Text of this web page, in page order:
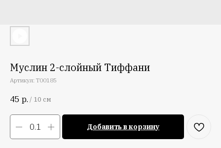
Муслин 2-слойный Тиффани
Артикул: T00185
45 р. / 10 см
Добавить в корзину